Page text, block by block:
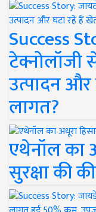
Success
टेक्नोलॉजी
उत्पादन
लागत?
एथेनॉल का
सुरक्षा की